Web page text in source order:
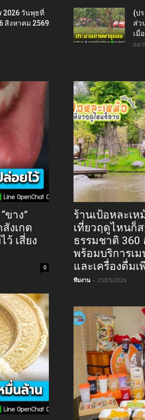
2026 วันพุธที่
สิงหาคม 2569
ขาง”
งเกต
เสี่ยง
0
(ป
ส่ว
เมื่
04/
ร้านเป้อหละเ
เที่ยวฤดูไหนก็
ธรรมชาติ 360
พร้อมบริการเ
และเครื่องดื่มเ
ทีมงาน - 25/05/2026